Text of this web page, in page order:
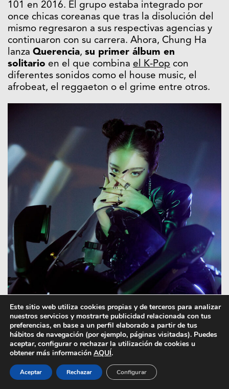
101 en 2016. El grupo estaba integrado por
once chicas coreanas que tras la disolución del
mismo regresaron a sus respectivas agencias y
continuaron con su carrera. Ahora, Chung Ha
lanza Querencia, su primer álbum en
solitario en el que combina el K-Pop con
diferentes sonidos como el house music, el
afrobeat, el reggaeton o el grime entre otros.
Este sitio web utiliza cookies propias y de terceros para analizar
nuestros servicios y mostrarte publicidad relacionada con tus
preferencias, en base a un perfil elaborado a partir de tus
hábitos de navegación (por ejemplo, páginas visitadas). Puedes
aceptar, configurar o rechazar la utilización de cookies u
obtener más información AQUÍ.
Aceptar Rechazar Configurar